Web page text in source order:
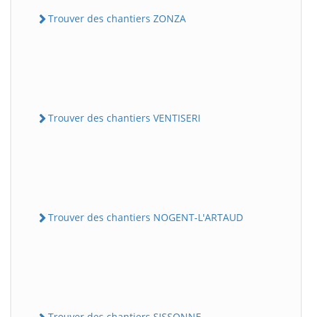
Trouver des chantiers ZONZA
Trouver des chantiers VENTISERI
Trouver des chantiers NOGENT-L'ARTAUD